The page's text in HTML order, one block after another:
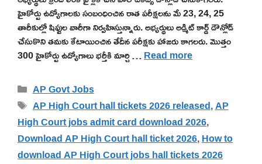
హైకోర్టు ఉద్యోగాలకు సంబంధించిన రాత పరీక్షలను మే 23, 24, 25
తారీకుల్లో షిఫ్టుల వారీగా నిర్వహిస్తున్నారు. అభ్యర్థులు అడ్మిట్ కార్డ్ డౌన్లోడ్
చేసుకొని తమకు కేటాయించిన తేదీన పరీక్షకు హాజరు కాగలరు. మొత్తం
300 హైకోర్టు ఉద్యోగాలు భర్తీకి మార్చి …Read more
Categories
AP Govt Jobs
Tags
AP High Court hall tickets 2026 released,AP
High Court jobs admit card download 2026,
Download AP High Court hall ticket 2026,How to
download AP High Court jobs hall tickets 2026